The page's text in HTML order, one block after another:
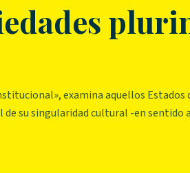
examina aquellos
su singularidad cultural -en sentido